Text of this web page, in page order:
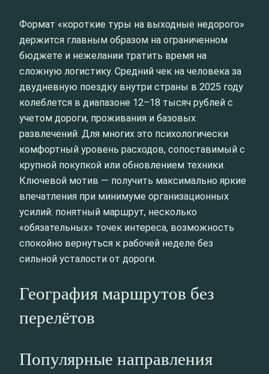
Формат «короткие туры на выходные недорого»
держится главным образом на ограниченном
бюджете и нежелании тратить время на
сложную логистику. Средний чек на человека за
двудневную поездку внутри страны в 2025 году
колеблется в диапазоне 12–18 тысяч рублей с
учетом дороги, проживания и базовых
развлечений. Для многих это психологически
комфортный уровень расходов, сопоставимый с
крупной покупкой или обновлением техники.
Ключевой мотив — получить максимально яркие
впечатления при минимуме организационных
усилий: понятный маршрут, несколько
«обязательных» точек интереса, возможность
спокойно вернуться к рабочей неделе без
сильной усталости от дороги.
География маршрутов без
перелётов
Популярные направления